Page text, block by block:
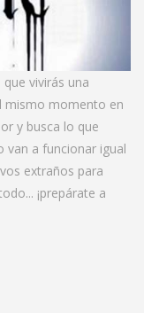
que vivirás una
mismo momento en
y busca lo que
van a funcionar igual
extraños para
¡prepárate a